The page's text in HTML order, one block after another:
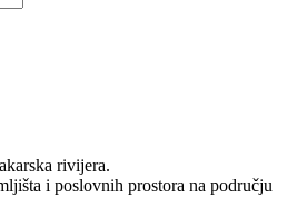
rivijera.
i poslovnih prostora na području